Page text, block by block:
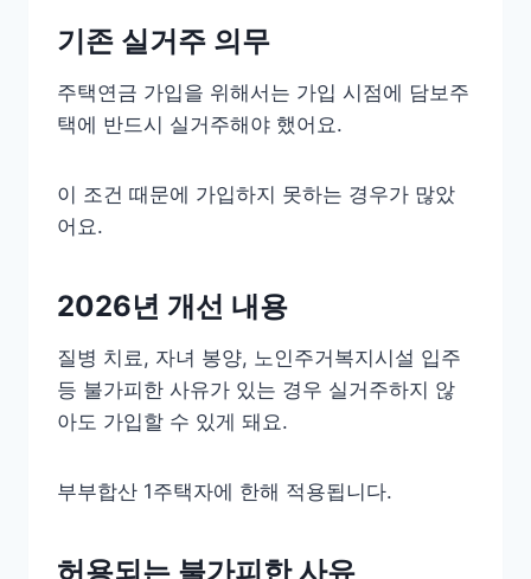
기존 실거주 의무
주택연금 가입을 위해서는 가입 시점에 담보주
택에 반드시 실거주해야 했어요.
이 조건 때문에 가입하지 못하는 경우가 많았
어요.
2026년 개선 내용
질병 치료, 자녀 봉양, 노인주거복지시설 입주
등 불가피한 사유가 있는 경우 실거주하지 않
아도 가입할 수 있게 돼요.
부부합산 1주택자에 한해 적용됩니다.
허용되는 불가피한 사유